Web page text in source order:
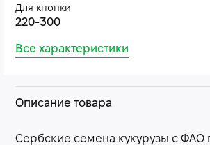
Для кнопки
220-300
Все характеристики
Описание товара
Сербские семена кукурузы с